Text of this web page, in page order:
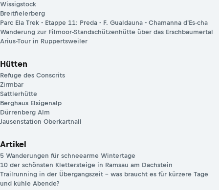
Wissigstock
Breitfielerberg
Parc Ela Trek - Etappe 11: Preda - F. Gualdauna - Chamanna d'Es-cha
Wanderung zur Filmoor-Standschützenhütte über das Erschbaumertal
Arius-Tour in Ruppertsweiler
Hütten
Refuge des Conscrits
Zirmbar
Sattlerhütte
Berghaus Elsigenalp
Dürrenberg Alm
Jausenstation Oberkartnall
Artikel
5 Wanderungen für schneearme Wintertage
10 der schönsten Klettersteige in Ramsau am Dachstein
Trailrunning in der Übergangszeit – was braucht es für kürzere Tage
und kühle Abende?